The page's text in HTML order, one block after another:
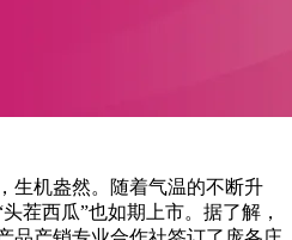
生机盎然。随着气温的不断升
茬西瓜”也如期上市。据了解，